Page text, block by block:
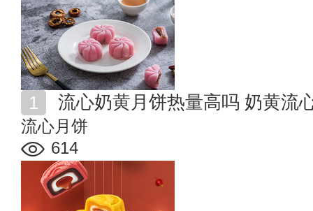
流心奶黄月饼热量高吗 奶黄流
流心月饼
614